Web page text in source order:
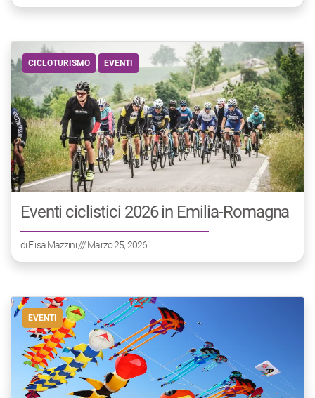
CICLOTURISMO EVENTI
Eventi ciclistici 2026 in Emilia-Romagna
diElisa Mazzini/// Marzo 25, 2026
EVENTI